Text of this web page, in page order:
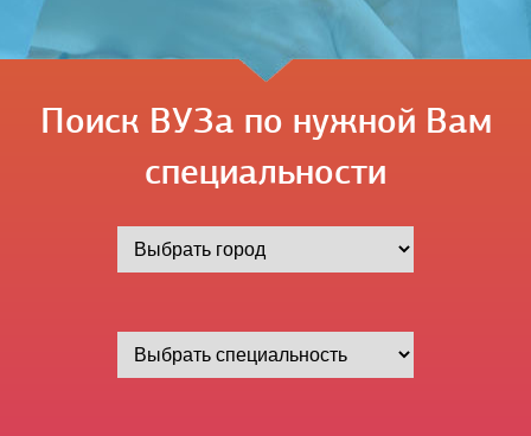
Поиск ВУЗа по нужной Вам
специальности